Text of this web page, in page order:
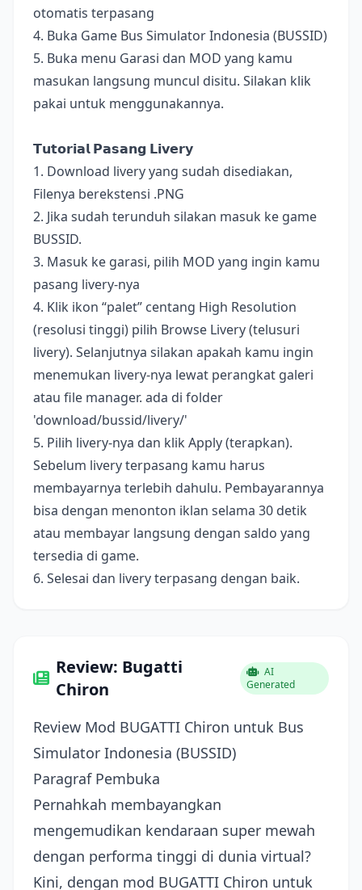
otomatis terpasang
4. Buka Game Bus Simulator Indonesia (BUSSID)
5. Buka menu Garasi dan MOD yang kamu
masukan langsung muncul disitu. Silakan klik
pakai untuk menggunakannya.
𝗧𝘂𝘁𝗼𝗿𝗶𝗮𝗹 𝗣𝗮𝘀𝗮𝗻𝗴 𝗟𝗶𝘃𝗲𝗿𝘆
1. Download livery yang sudah disediakan,
Filenya berekstensi .PNG
2. Jika sudah terunduh silakan masuk ke game
BUSSID.
3. Masuk ke garasi, pilih MOD yang ingin kamu
pasang livery-nya
4. Klik ikon “palet” centang High Resolution
(resolusi tinggi) pilih Browse Livery (telusuri
livery). Selanjutnya silakan apakah kamu ingin
menemukan livery-nya lewat perangkat galeri
atau file manager. ada di folder
'download/bussid/livery/'
5. Pilih livery-nya dan klik Apply (terapkan).
Sebelum livery terpasang kamu harus
membayarnya terlebih dahulu. Pembayarannya
bisa dengan menonton iklan selama 30 detik
atau membayar langsung dengan saldo yang
tersedia di game.
6. Selesai dan livery terpasang dengan baik.
Review: Bugatti
Chiron
AI
Generated
Review Mod BUGATTI Chiron untuk Bus
Simulator Indonesia (BUSSID)
Paragraf Pembuka
Pernahkah membayangkan
mengemudikan kendaraan super mewah
dengan performa tinggi di dunia virtual?
Kini, dengan mod BUGATTI Chiron untuk